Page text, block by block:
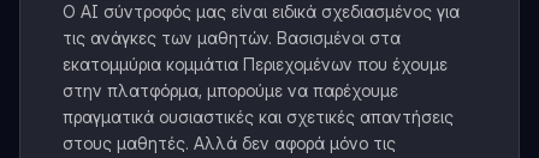
Ο AI σύντροφός μας είναι ειδικά σχεδιασμένος για
τις ανάγκες των μαθητών. Βασισμένοι στα
εκατομμύρια κομμάτια Περιεχομένων που έχουμε
στην πλατφόρμα, μπορούμε να παρέχουμε
πραγματικά ουσιαστικές και σχετικές απαντήσεις
στους μαθητές. Αλλά δεν αφορά μόνο τις